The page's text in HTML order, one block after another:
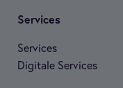
Ser­vices
Ser­vices
Digi­tale Ser­vices